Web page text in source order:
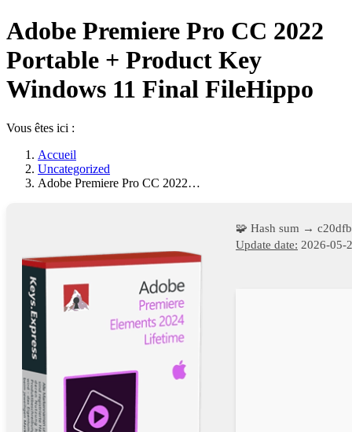
Adobe Premiere Pro CC 2022
Portable + Product Key
Windows 11 Final FileHippo
Vous êtes ici :
Accueil
Uncategorized
Adobe Premiere Pro CC 2022…
🧩 Hash sum →
Update date: 2026-05-